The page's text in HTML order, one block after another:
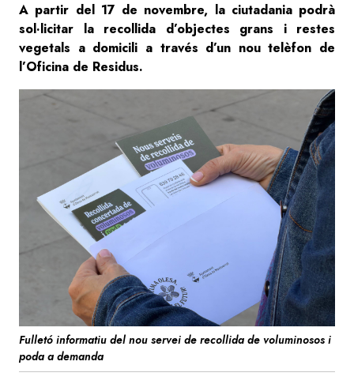
A partir del 17 de novembre, la ciutadania podrà
sol·licitar la recollida d’objectes grans i restes
vegetals a domicili a través d’un nou telèfon de
l’Oficina de Residus.
Image
Fulletó informatiu del nou servei de recollida de voluminosos i
poda a demanda